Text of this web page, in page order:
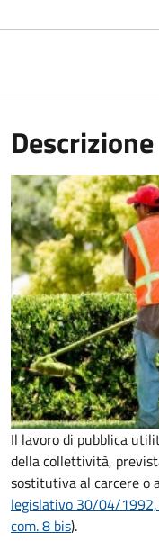
Descrizione
Il lavoro di pubblica
della collettività,
sostitutiva al carcere o
legislativo 30/04/1992,
com. 8 bis).